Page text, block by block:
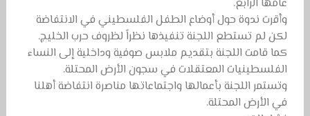
عامها الرابع.
وأقرت ندوة حول أوضاع الطفل الفلسطيني في الانتفاضة
لكن لم تستطع اللجنة تنفيذها نظراً لظروف حرب الخليج.
كما قامت اللجنة بتقديم ملابس صوفية وداخلية إلى النساء
الفلسطينيات المعتقلات في سجون الأرض المحتلة.
وتستمر اللجنة بأعمالها واجتماعاتها مناصرة انتفاضة أهلنا
في الأرض المحتلة.